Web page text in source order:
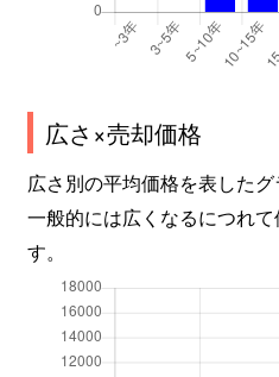
広さ×売却価格
広さ別の平均価格を表したグ
一般的には広くなるにつれ
す。